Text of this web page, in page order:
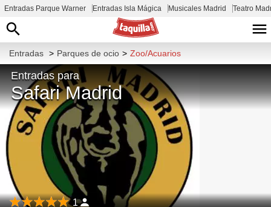
Entradas Parque Warner Entradas Isla Mágica Musicales Madrid Teatro
Entradas > Parques de ocio > Zoo/Acuarios
Entradas para
Safari Madrid
1